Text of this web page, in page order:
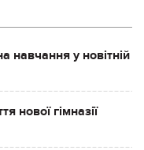
навчання у новітній
нової гімназії